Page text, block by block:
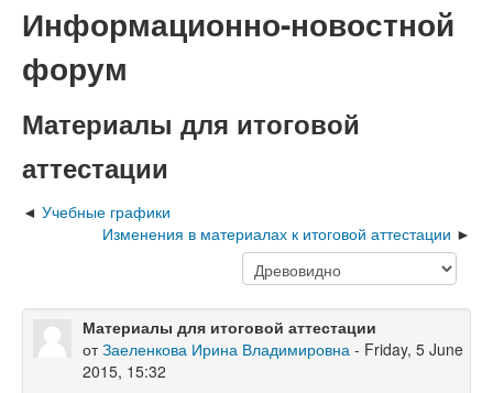
Информационно-новостной
форум
Материалы для итоговой
аттестации
Учебные графики
Изменения в материалах к итоговой аттестации
Материалы для итоговой аттестации
отЗаеленкова Ирина Владимировна - Friday, 5 June
2015, 15:32